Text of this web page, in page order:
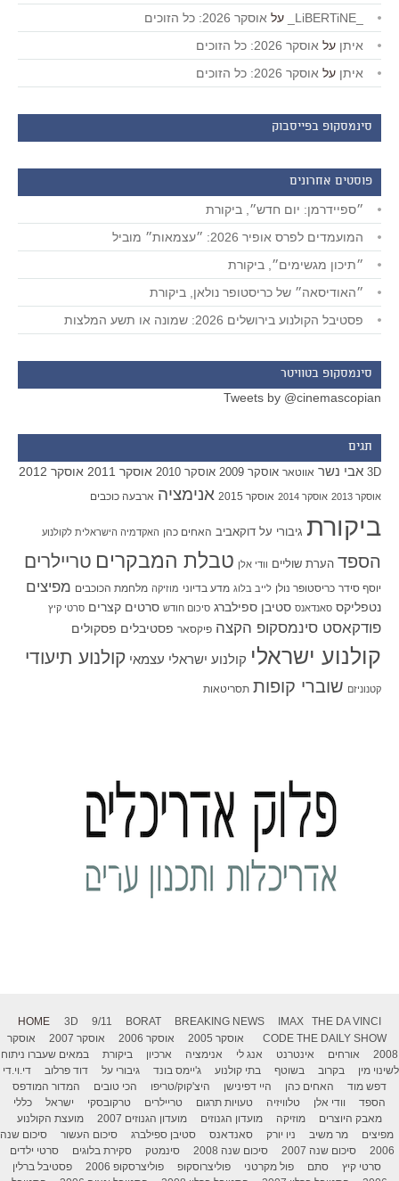
על אוסקר 2026: כל הזוכים
איתן על אוסקר 2026: כל הזוכים
איתן על אוסקר 2026: כל הזוכים
סינמסקופ בפייסבוק
פוסטים אחרונים
״ספיידרמן: יום חדש״, ביקורת
המועמדים לפרס אופיר 2026: ״עצמאות״ מוביל
״תיכון מגשימים״, ביקורת
״האודיסאה״ של כריסטופר נולאן, ביקורת
פסטיבל הקולנוע בירושלים 2026: שמונה או תשע המלצות
סינמסקופ בטוויטר
Tweets by @cinemascopian
תגים
3D אבי נשר אווטאר אוסקר 2009 אוסקר 2010 אוסקר 2011 אוסקר 2012
אוסקר 2013 אוסקר 2014 אוסקר 2015 אנימציה ארבעה כוכבים
ביקורת גיבורי על דוקאביב האחים כהן האקדמיה הישראלית לקולנוע
הספד הערת שוליים וודי אלן טבלת המבקרים טריילרים
יוסף סידר כריסטופר נולן לייב בלוג מדע בדיוני מוזיקה מלחמת הכוכבים מפיצים
נטפליקס סאנדאנס סטיבן ספילברג סיכום חודש סרטים קצרים סרטי קיץ
פודקאסט סינמסקופ הקצה פיקסאר פסטיבלים פסקולים
קולנוע ישראלי קולנוע ישראלי עצמאי קולנוע תיעודי
קטנוניזם שוברי קופות תסריטאות
HOME 3D 9/11 BORAT BREAKING NEWS IMAX
THE DA VINCI
CODE THE DAILY SHOW אוסקר 2005 אוסקר 2006 אוסקר 2007
אוסקר
2008
אורחים אינטרנט אנג לי אנימציה ארכיון ביקורת
במאים שעברו ניתוח
לשינוי מין
בקרוב בשוטף בתי קולנוע ג'יימס בונד גיבורי על דוד פרלוב
די.וי.די
דפש מוד
האחים כהן היי דפינישן היצ'קוק/טריפו הכי טובים
המדור המודפס
הספד
וודי אלן טלוויזיה טעויות תרגום טריילרים טרקובסקי ישראל
כללי
מאבק היוצרים
מוזיקה מועדון הגנוזים מועדון הגנוזים 2007
מועצת הקולנוע
מפיצים
מר משיב ניו יורק סאנדאנס סטיבן ספילברג סיכום העשור
סיכום שנה
2006
סיכום שנה 2007 סיכום שנה 2008 סינמטק סקירת בלוגים
סרטי ילדים
סרטי קיץ
סתם פול מקרטני פוליצרוסקופ פוליצרסקופ 2006
פסטיבל ברלין